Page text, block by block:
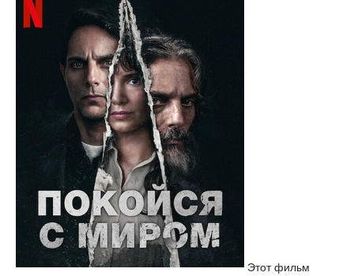
Этот фильм